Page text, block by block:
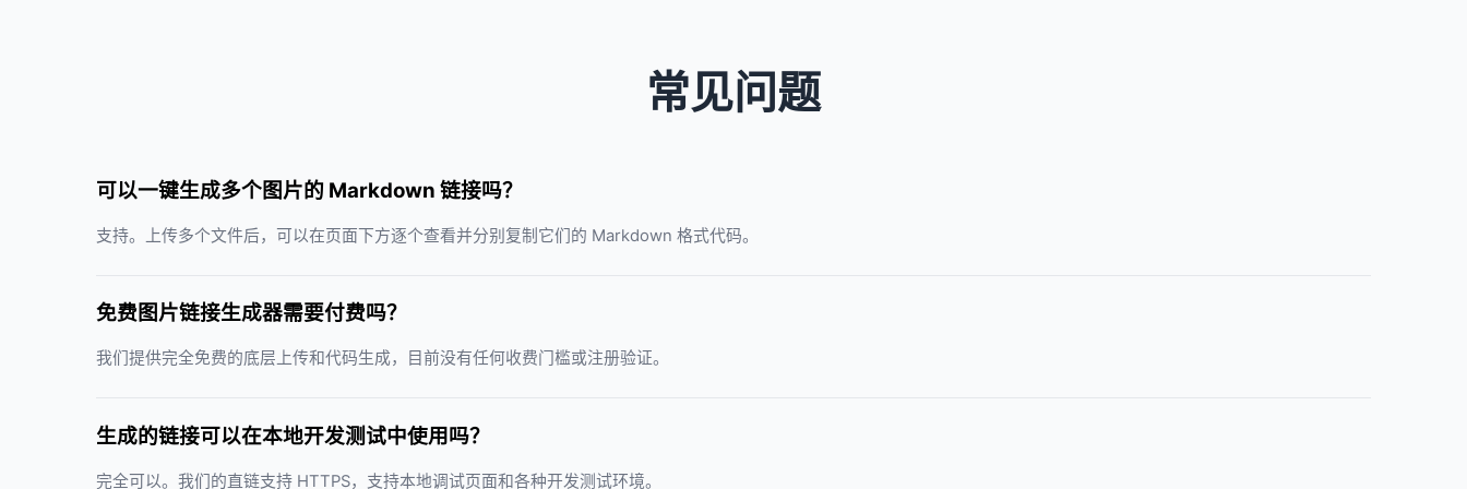
常见问题
可以一键生成多个图片的 Markdown 链接吗？
支持。上传多个文件后，可以在页面下方逐个查看并分别复制它们的 Markdown 格式代码。
免费图片链接生成器需要付费吗？
我们提供完全免费的底层上传和代码生成，目前没有任何收费门槛或注册验证。
生成的链接可以在本地开发测试中使用吗？
完全可以。我们的直链支持 HTTPS，支持本地调试页面和各种开发测试环境。